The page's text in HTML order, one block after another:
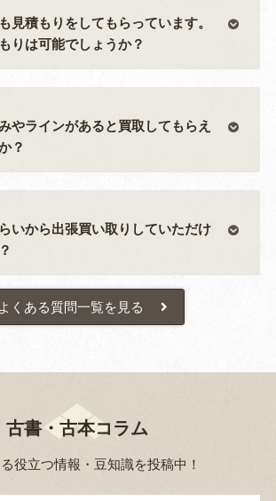
見積もりをしてもらっています。
りは可能でしょうか？
やラインがあると買取してもらえ
？
いから出張買い取りしていただけ
よくある質問一覧を見る
古書・古本コラム
役立つ情報・豆知識を投稿中！